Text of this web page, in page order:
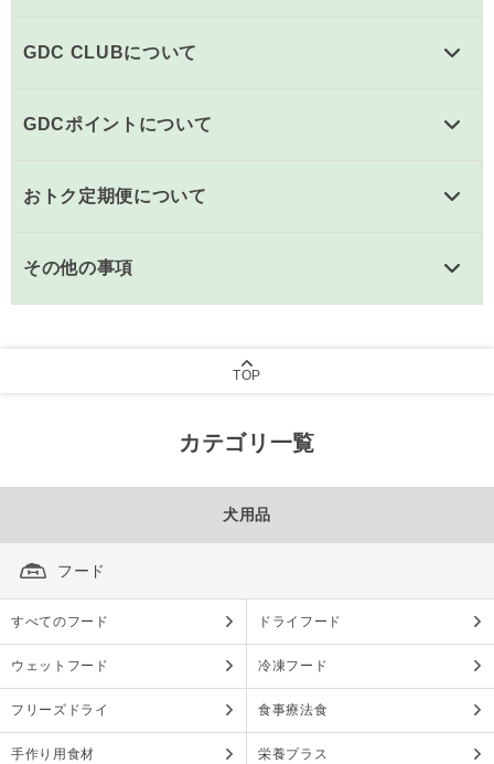
GDC CLUBについて
GDCポイントについて
おトク定期便について
その他の事項
TOP
カテゴリ一覧
犬用品
フード
すべてのフード ドライフード
ウェットフード 冷凍フード
フリーズドライ 食事療法食
手作り用食材 栄養プラス